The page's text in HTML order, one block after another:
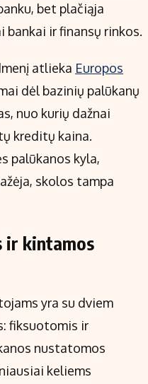
bet plačiąja
bankai ir finansų rinkos.
atlieka Europos
dėl bazinių palūkanų
nuo kurių dažnai
kreditų kaina.
palūkanos kyla,
skolos tampa
ir kintamos
yra su dviem
fiksuotomis ir
nustatomos
keliems